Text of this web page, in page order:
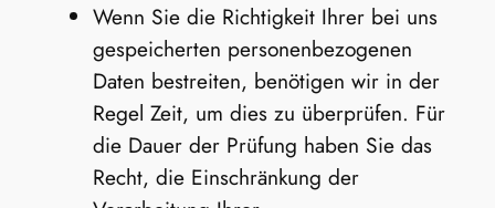
Wenn Sie die Richtigkeit Ihrer bei uns
gespeicherten personenbezogenen
Daten bestreiten, benötigen wir in der
Regel Zeit, um dies zu überprüfen. Für
die Dauer der Prüfung haben Sie das
Recht, die Einschränkung der